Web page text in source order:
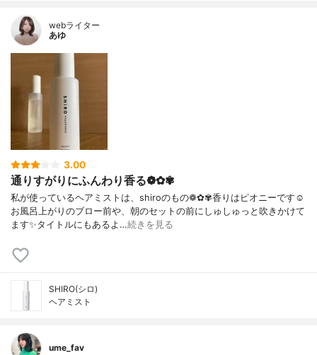
webライター
あゆ
3.00
通りすがりにふんわり香る❁✿✾
私が使っているヘアミストは、shiroのもの❁✿✾香りはピオニーです☺️
お風呂上がりのブロー前や、朝のセットの前にしゅしゅっと吹きかけて
ます✨タイトルにもあるよ…続きを見る
SHIRO(シロ)
ヘアミスト
ume_fav